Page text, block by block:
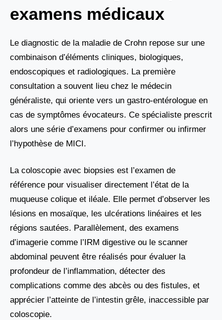
examens médicaux
Le diagnostic de la maladie de Crohn repose sur une
combinaison d’éléments cliniques, biologiques,
endoscopiques et radiologiques. La première
consultation a souvent lieu chez le médecin
généraliste, qui oriente vers un gastro-entérologue en
cas de symptômes évocateurs. Ce spécialiste prescrit
alors une série d’examens pour confirmer ou infirmer
l’hypothèse de MICI.
La coloscopie avec biopsies est l’examen de
référence pour visualiser directement l’état de la
muqueuse colique et iléale. Elle permet d’observer les
lésions en mosaïque, les ulcérations linéaires et les
régions sautées. Parallèlement, des examens
d’imagerie comme l’IRM digestive ou le scanner
abdominal peuvent être réalisés pour évaluer la
profondeur de l’inflammation, détecter des
complications comme des abcès ou des fistules, et
apprécier l’atteinte de l’intestin grêle, inaccessible par
coloscopie.